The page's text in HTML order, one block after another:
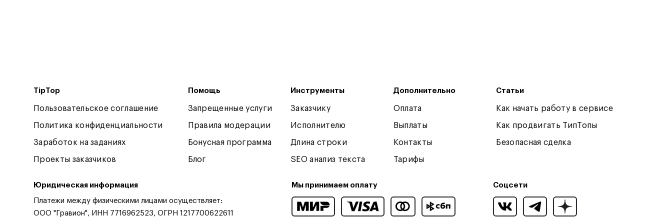
TipTop
Пользовательское соглашение
Политика конфиденциальности
Заработок на заданиях
Проекты заказчиков
Помощь
Запрещенные услуги
Правила модерации
Бонусная программа
Блог
Инструменты
Заказчику
Исполнителю
Длина строки
SEO анализ текста
Дополнительно
Оплата
Выплаты
Контакты
Тарифы
Статьи
Как начать работу в сервисе
Как продвигать ТипТопы
Безопасная сделка
Юридическая информация
Платежи между физическими лицами осуществляет:
ООО "Гравион", ИНН 7716962523, ОГРН 1217700622611
Мы принимаем оплату Соцсети